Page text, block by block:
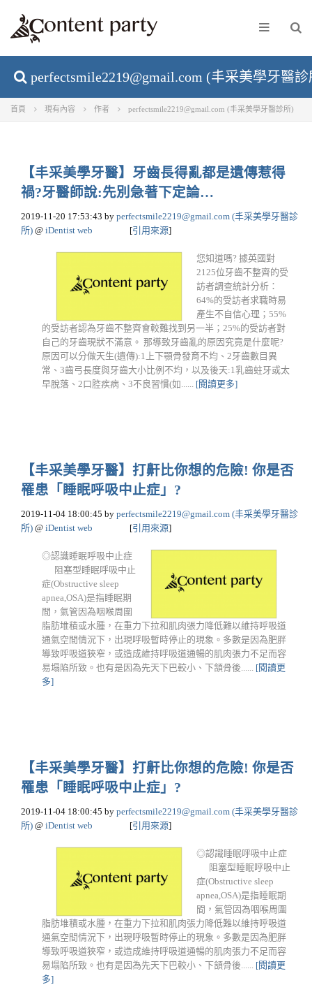
perfectsmile2219@gmail.com (丰采美學牙醫
首頁 現有內容 作者 perfectsmile2219@gmail.com (丰采美學牙醫診所)
【丰采美學牙醫】牙齒長得亂都是遺傳惹得
禍?牙醫師說:先別急著下定論…
2019-11-20 17:53:43 by perfectsmile2219@gmail.com (丰采美學牙醫診
所) @ iDentist web [引用來源]
您知道嗎? 據英國對
2125位牙齒不整齊的受
訪者調查統計分析：
64%的受訪者求職時易
產生不自信心理；55%
的受訪者認為牙齒不整齊會較難找到另一半；25%的受訪者對
自己的牙齒現狀不滿意。 那導致牙齒亂的原因究竟是什麼呢?
原因可以分做天生(遺傳):1上下顎骨發育不均、2牙齒數目異
常、3齒弓長度與牙齒大小比例不均，以及後天:1乳齒蛀牙或太
早脫落、2口腔疾病、3不良習慣(如...... [閱讀更多]
【丰采美學牙醫】打鼾比你想的危險! 你是否
罹患「睡眠呼吸中止症」?
2019-11-04 18:00:45 by perfectsmile2219@gmail.com (丰采美學牙醫診
所) @ iDentist web [引用來源]
◎認識睡眠呼吸中止症
阻塞型睡眠呼吸中止
症(Obstructive sleep
apnea,OSA)是指睡眠期
間，氣管因為咽喉周圍
脂肪堆積或水腫，在重力下拉和肌肉張力降低難以維持呼吸道
通氣空間情況下，出現呼吸暫時停止的現象。多數是因為肥胖
導致呼吸道狹窄，或造成維持呼吸道通暢的肌肉張力不足而容
易塌陷所致。也有是因為先天下巴較小、下頷骨後...... [閱讀更
多]
【丰采美學牙醫】打鼾比你想的危險! 你是否
罹患「睡眠呼吸中止症」?
2019-11-04 18:00:45 by perfectsmile2219@gmail.com (丰采美學牙醫診
所) @ iDentist web [引用來源]
◎認識睡眠呼吸中止症
阻塞型睡眠呼吸中止
症(Obstructive sleep
apnea,OSA)是指睡眠期
間，氣管因為咽喉周圍
脂肪堆積或水腫，在重力下拉和肌肉張力降低難以維持呼吸道
通氣空間情況下，出現呼吸暫時停止的現象。多數是因為肥胖
導致呼吸道狹窄，或造成維持呼吸道通暢的肌肉張力不足而容
易塌陷所致。也有是因為先天下巴較小、下頷骨後...... [閱讀更
多]